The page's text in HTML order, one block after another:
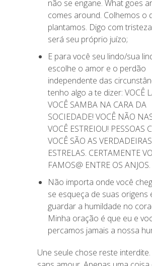
não se engane. What goes
comes around. Colhemos o
plantamos. Digo com
será seu próprio juízo;
E para você seu lindo/sua
escolhe o amor e o perdão
independente das
tenho algo a te dizer: VOCÊ
VOCÊ SAMBA NA CARA DA
SOCIEDADE! VOCÊ NÃO
VOCÊ ESTREIOU! PESSOAS
VOCÊ SÃO AS VERDADEIRAS
ESTRELAS. CERTAMENTE
FAMOS@ ENTRE OS ANJOS.
Não importa onde você
se esqueça de suas origens
guardar a humildade no
Minha oração é que eu e
percamos jamais a nossa
Une seule chose reste